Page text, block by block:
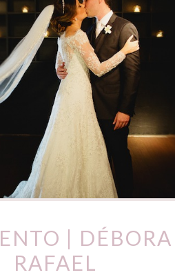
|
RAFAEL